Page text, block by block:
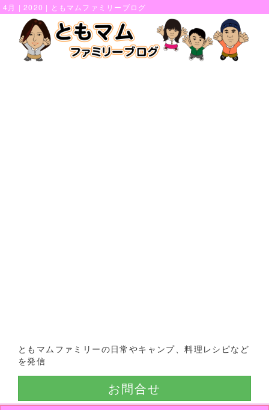
4月 | 2020 | ともマムファミリーブログ
ともマムファミリーの日常やキャンプ、料理レシピなど
を発信
お問合せ